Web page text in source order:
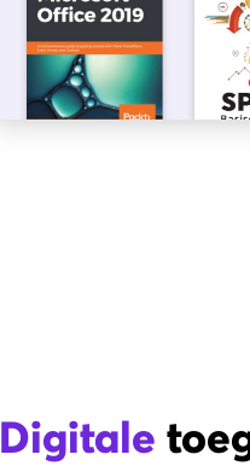
Digitale